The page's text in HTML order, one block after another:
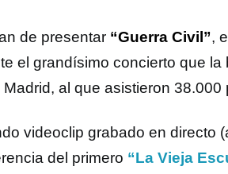
de presentar “Guerra Civil”,
el grandísimo concierto que la
al que asistieron 38.000
videoclip grabado en directo
del primero “La Vieja